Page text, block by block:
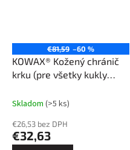
€81,59 –60 %
KOWAX® Kožený chránič
krku (pre všetky kukly
Skladom (>5 ks)
€26,53 bez DPH
€32,63